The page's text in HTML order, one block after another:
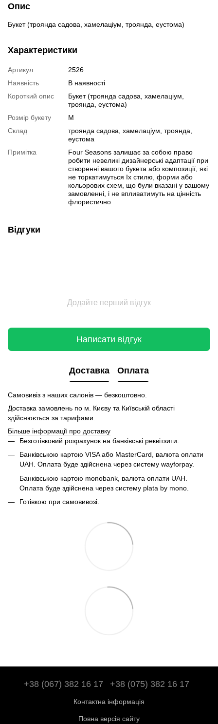
Опис
Букет (троянда садова, хамелаціум, троянда, еустома)
Характеристики
Артикул
2526
Наявність
В наявності
Короткий опис
Букет (троянда садова, хамелаціум,
троянда, еустома)
Розмір букету
M
Склад
троянда садова, хамелаціум, троянда,
еустома
Примітка
Four Seasons залишає за собою право
робити невеликі дизайнерські адаптації при
створенні вашого букета або композиції, які
не торкатимуться їх стилю, форми або
кольорових схем, що були вказані у вашому
замовленні, і не впливатимуть на цінність
флористично
Відгуки
Додайте перший відгук
Написати відгук
Доставка Оплата
Самовивіз з наших салонів — безкоштовно.
Доставка замовлень по м. Києву та Київській області
здійснюється за тарифами.
Більше інформації про доставку
Безготівковий розрахунок на банківські реквітзити.
Банківською картою VISA або MasterCard, валюта оплати
UAH. Оплата буде здійснена через систему wayforpay.
Банківською картою monobank, валюта оплати UAH.
Оплата буде здійснена через систему plata by mono.
Готівкою при самовивозі.
+38 (067) 382 16 17 +38 (075) 382 16 17
Контактна інформація
Повна версія сайту